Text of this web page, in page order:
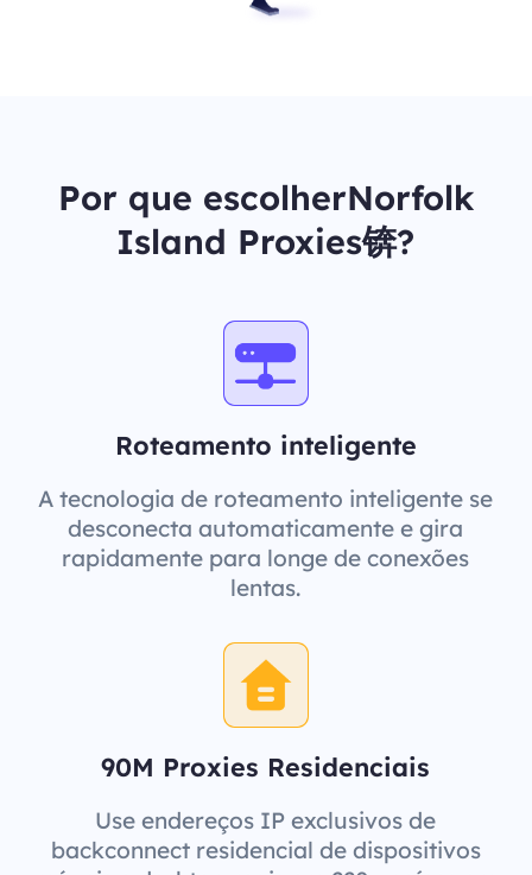
Por que escolherNorfolk
Island Proxies锛?
Roteamento inteligente
A tecnologia de roteamento inteligente se
desconecta automaticamente e gira
rapidamente para longe de conexões
lentas.
90M Proxies Residenciais
Use endereços IP exclusivos de
backconnect residencial de dispositivos